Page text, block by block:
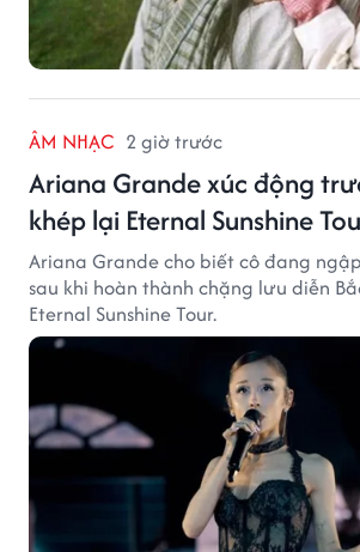
ÂM NHẠC 2 giờ trước
Ariana Grande xúc động
khép lại Eternal Sunshine
Ariana Grande cho biết cô đang
sau khi hoàn thành chặng lưu diễn
Eternal Sunshine Tour.